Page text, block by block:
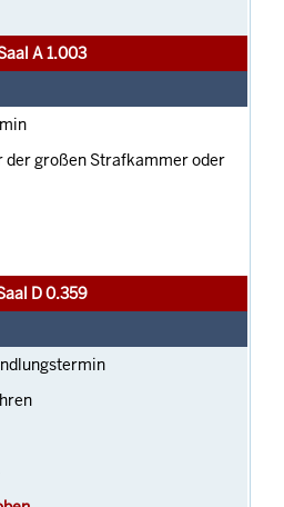
A 1.003
der großen Strafkammer oder
D 0.359